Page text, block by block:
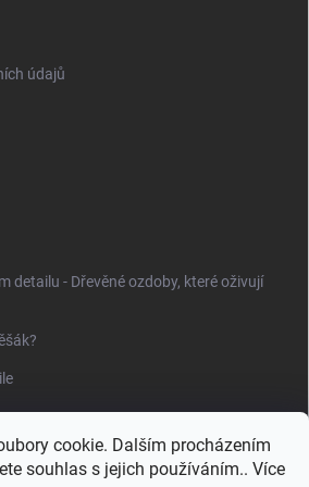
cookie. Dalším procházením
souhlas s jejich používáním.. Více
údajů
detailu - Dřevěné ozdoby, které oživují